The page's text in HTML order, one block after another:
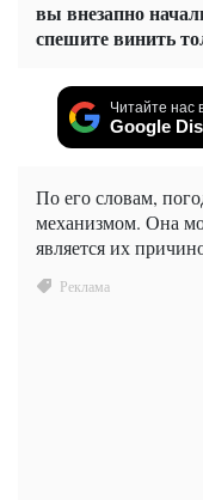
вы внезапно
спешите винить
Читайте нас
Google
По его словам,
механизмом. Она
является их